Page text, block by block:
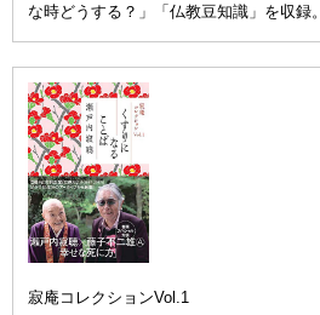
な時どうする？」「仏教豆知識」を収録。
寂庵コレクションVol.1